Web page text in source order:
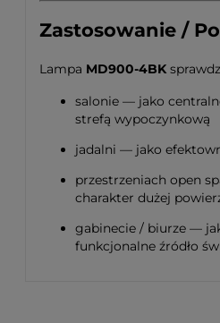
Zastosowanie /
Lampa MD900-4BK
salonie — jako
strefą wypoczynkową
jadalni — jako
przestrzeniach open
charakter dużej
gabinecie / biurze —
funkcjonalne źródło